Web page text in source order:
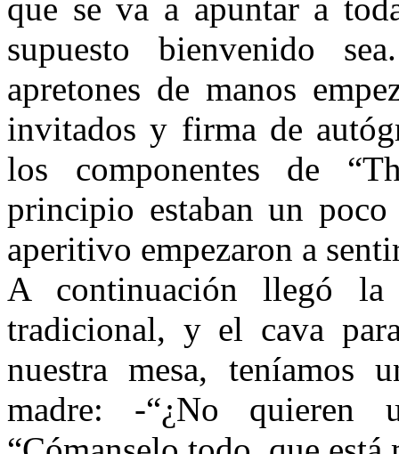
que se va a apuntar a
supuesto bienvenido
apretones de manos
invitados y firma de
los componentes de
principio estaban un poco
aperitivo empezaron a
A continuación llegó
tradicional, y el cava
nuestra mesa, teníamos
madre: -“¿No quieren